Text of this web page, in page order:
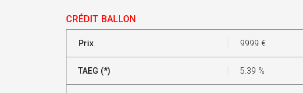
CRÉDIT BALLON
Prix 9999 €
TAEG (*) 5.39 %